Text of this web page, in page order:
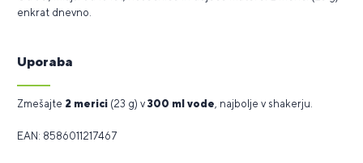
enkrat dnevno.
Uporaba
Zmešajte 2 merici (23 g) v300 ml vode, najbolje v shakerju.
EAN: 8586011217467